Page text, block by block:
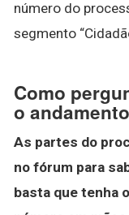
número do
segmento
Como
o
As partes do
no fórum para
basta que tenha